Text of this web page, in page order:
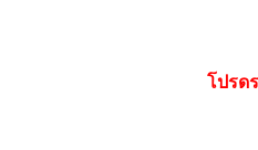
โปรด